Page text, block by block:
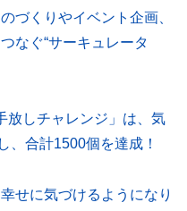
づくりやイベント企画、
なぐ“サーキュレータ
放しチャレンジ」は、気
、合計1500個を達成！
せに気づけるようになり